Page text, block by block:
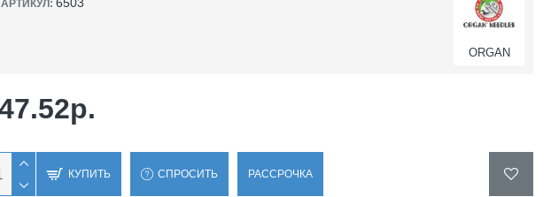
АРТИКУЛ:
ORGAN
КУПИТЬ СПРОСИТЬ РАССРОЧКА